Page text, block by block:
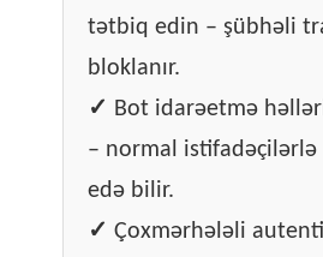
tətbiq edin – şübhəli
bloklanır.
✓ Bot idarəetmə
– normal istifadəçilərlə
edə bilir.
✓ Çoxmərhələli